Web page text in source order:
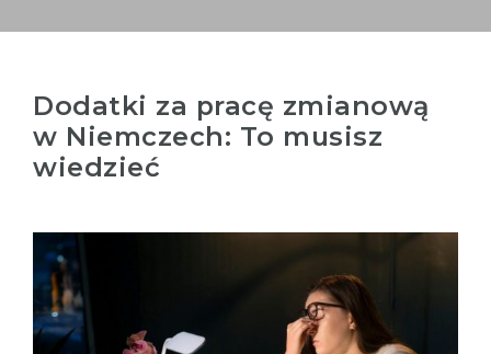
Dodatki za pracę zmianową
w Niemczech: To musisz
wiedzieć